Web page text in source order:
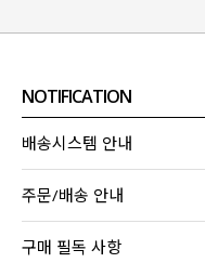
NOTIFICATION
배송시스템 안내
주문/배송 안내
구매 필독 사항